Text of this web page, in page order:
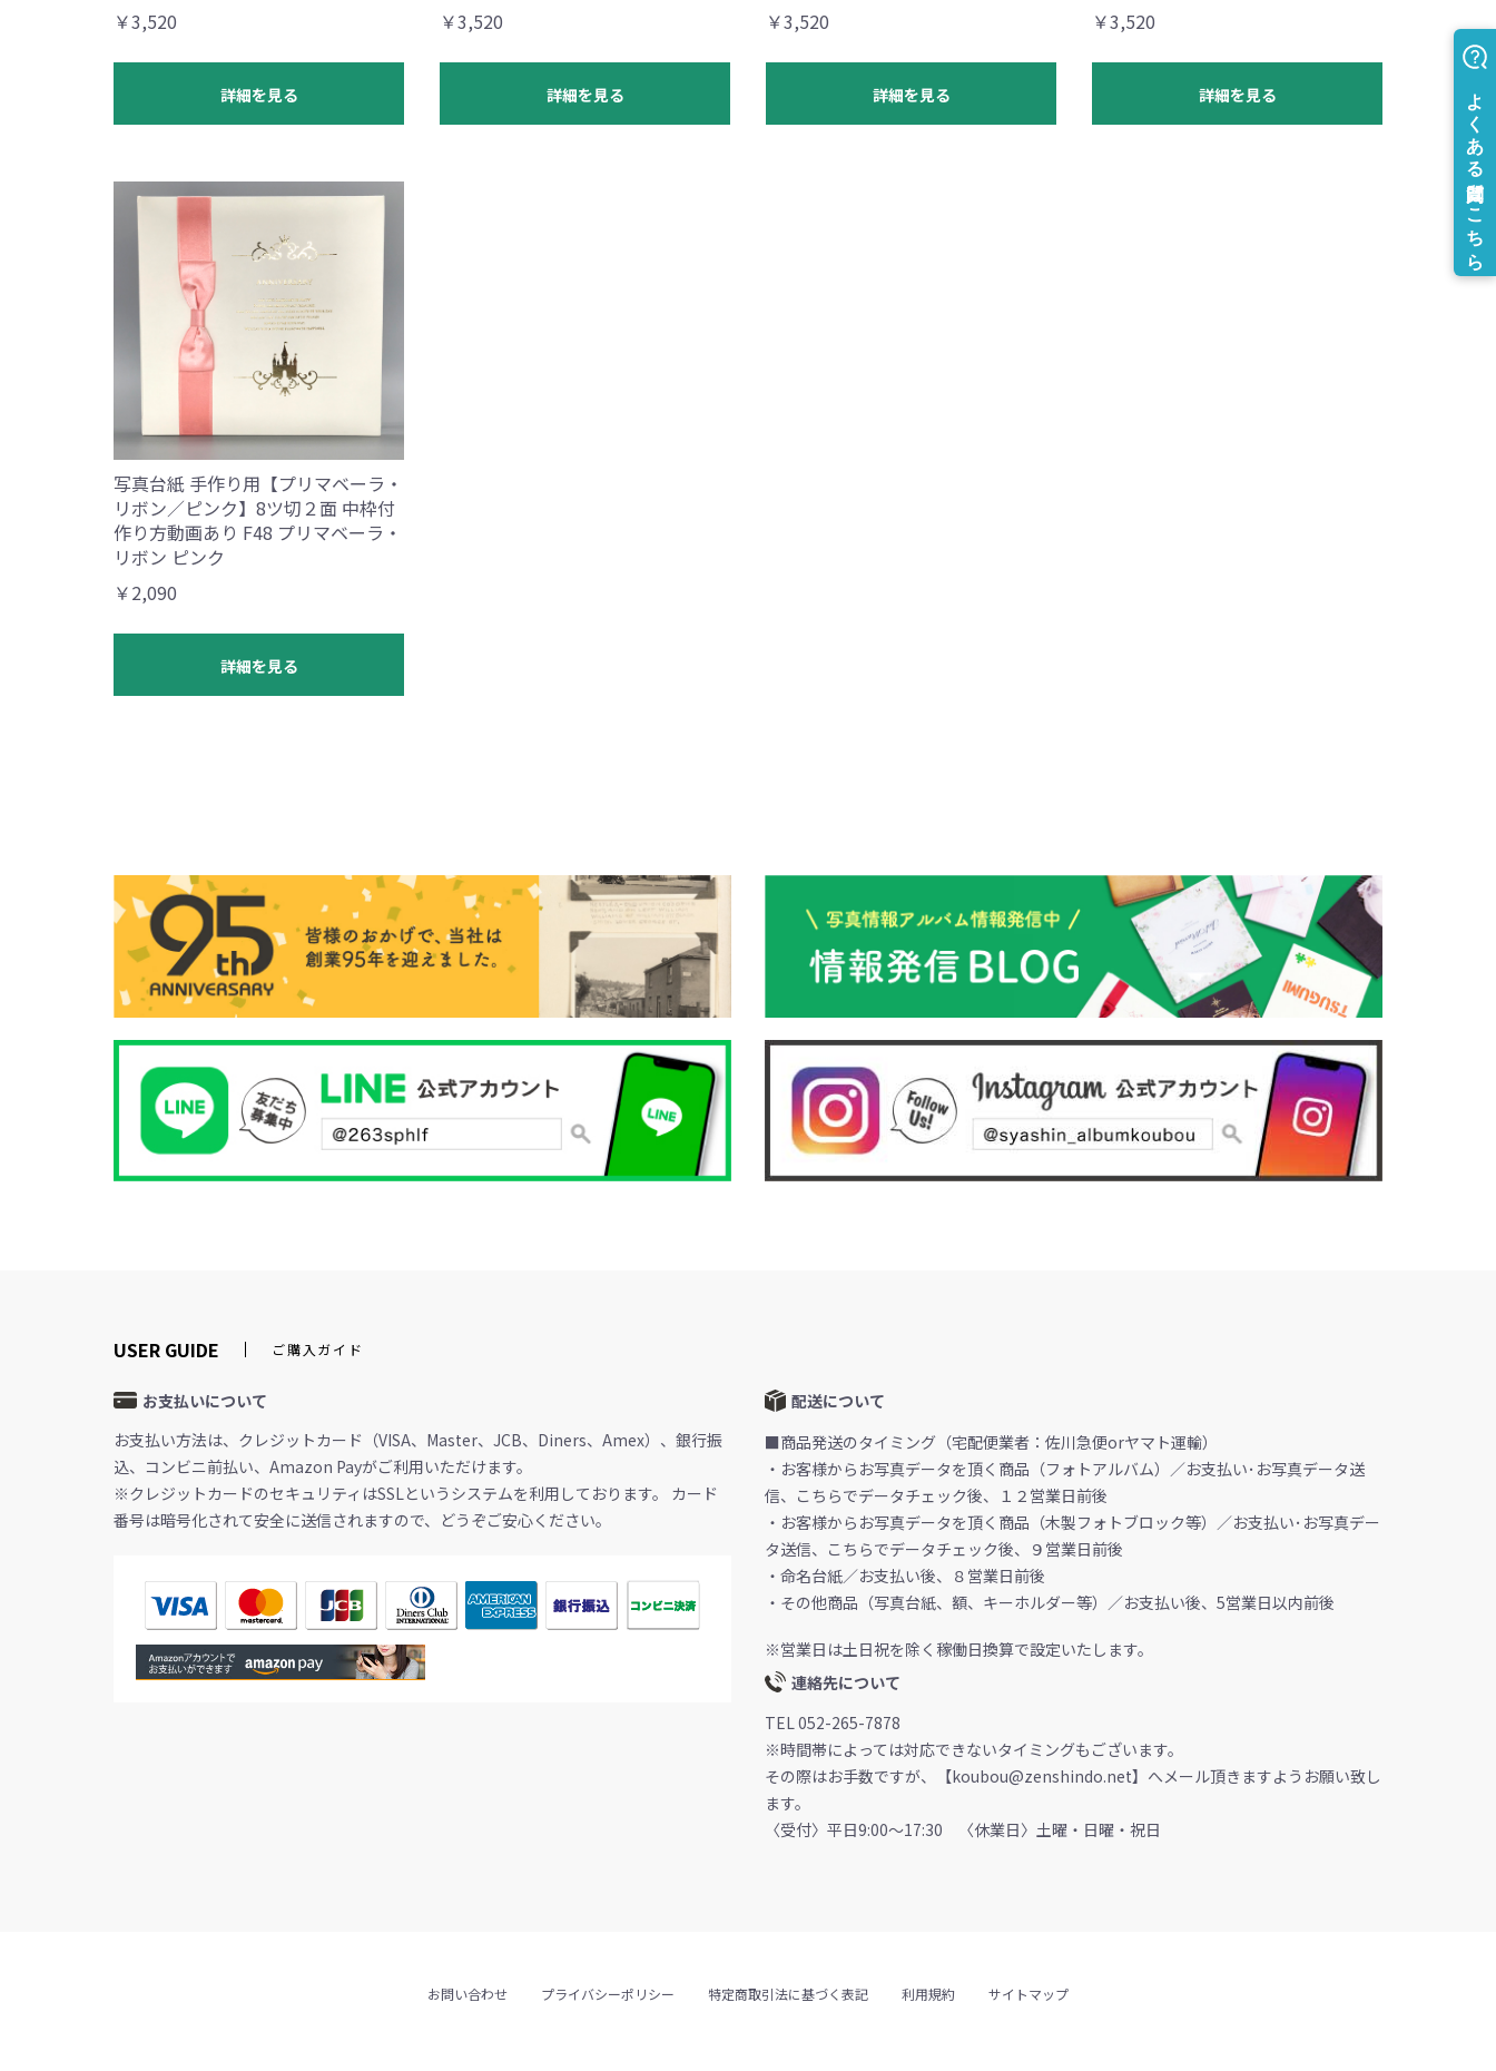
￥3,520
詳細を見る
￥3,520
詳細を見る
￥3,520
詳細を見る
￥3,520
詳細を見る
写真台紙 手作り用【プリマベーラ・
リボン／ピンク】8ツ切２面 中枠付
作り方動画あり F48 プリマベーラ・
リボン ピンク
￥2,090
詳細を見る
USER GUIDE ご購入ガイド
お支払いについて
お支払い方法は、クレジットカード（VISA、Master、JCB、Diners、Amex）、銀行振
込、コンビニ前払い、Amazon Payがご利用いただけます。
※クレジットカードのセキュリティはSSLというシステムを利用しております。 カード
番号は暗号化されて安全に送信されますので、どうぞご安心ください。
配送について
■商品発送のタイミング（宅配便業者：佐川急便orヤマト運輸）
・お客様からお写真データを頂く商品（フォトアルバム）／お支払い･お写真データ送
信、こちらでデータチェック後、１２営業日前後
・お客様からお写真データを頂く商品（木製フォトブロック等）／お支払い･お写真デー
タ送信、こちらでデータチェック後、９営業日前後
・命名台紙／お支払い後、８営業日前後
・その他商品（写真台紙、額、キーホルダー等）／お支払い後、5営業日以内前後
※営業日は土日祝を除く稼働日換算で設定いたします。
連絡先について
TEL 052-265-7878
※時間帯によっては対応できないタイミングもございます。
その際はお手数ですが、【koubou@zenshindo.net】へメール頂きますようお願い致し
ます。
〈受付〉平日9:00～17:30 〈休業日〉土曜・日曜・祝日
お問い合わせ プライバシーポリシー 特定商取引法に基づく表記 利用規約 サイトマップ